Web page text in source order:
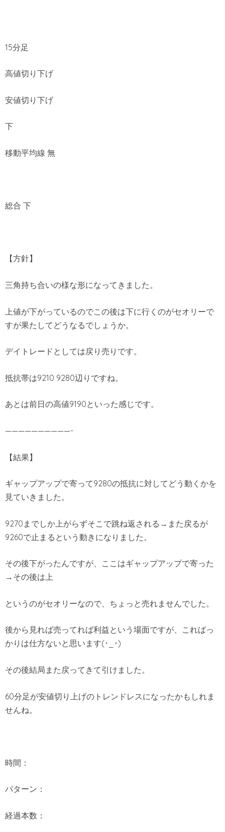
15分足
高値切り下げ
安値切り下げ
下
移動平均線 無
総合 下
【方針】
三角持ち合いの様な形になってきました。
上値が下がっているのでこの後は下に行くのがセオリーで
すが果たしてどうなるでしょうか。
デイトレードとしては戻り売りです。
抵抗帯は9210 9280辺りですね。
あとは前日の高値9190といった感じです。
——————————-
【結果】
ギャップアップで寄って9280の抵抗に対してどう動くかを
見ていきました。
9270までしか上がらずそこで跳ね返される→また戻るが
9260で止まるという動きになりました。
その後下がったんですが、ここはギャップアップで寄った
→その後は上
というのがセオリーなので、ちょっと売れませんでした。
後から見れば売ってれば利益という場面ですが、こればっ
かりは仕方ないと思います(･_･)
その後結局また戻ってきて引けました。
60分足が安値切り上げのトレンドレスになったかもしれま
せんね。
時間：
パターン：
経過本数：